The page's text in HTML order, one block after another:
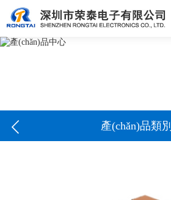
 產(chǎn)品類別